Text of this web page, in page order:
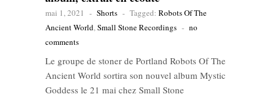
mai 1, 2021 - Shorts - Tagged: Robots Of The
Ancient World,Small Stone Recordings - no
comments
Le groupe de stoner de Portland Robots Of The
Ancient World sortira son nouvel album Mystic
Goddess le 21 mai chez Small Stone